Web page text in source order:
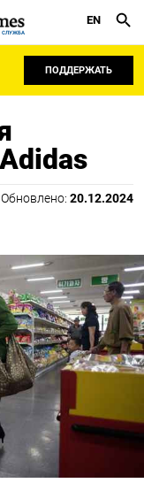
СЛУЖБА
EN
ПОДДЕРЖАТЬ
Обновлено: 20.12.2024